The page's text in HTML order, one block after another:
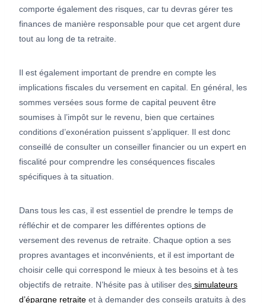
comporte également des risques, car tu devras gérer tes
finances de manière responsable pour que cet argent dure
tout au long de ta retraite.
Il est également important de prendre en compte les
implications fiscales du versement en capital. En général, les
sommes versées sous forme de capital peuvent être
soumises à l’impôt sur le revenu, bien que certaines
conditions d’exonération puissent s’appliquer. Il est donc
conseillé de consulter un conseiller financier ou un expert en
fiscalité pour comprendre les conséquences fiscales
spécifiques à ta situation.
Dans tous les cas, il est essentiel de prendre le temps de
réfléchir et de comparer les différentes options de
versement des revenus de retraite. Chaque option a ses
propres avantages et inconvénients, et il est important de
choisir celle qui correspond le mieux à tes besoins et à tes
objectifs de retraite. N’hésite pas à utiliser des simulateurs
d’épargne retraite et à demander des conseils gratuits à des